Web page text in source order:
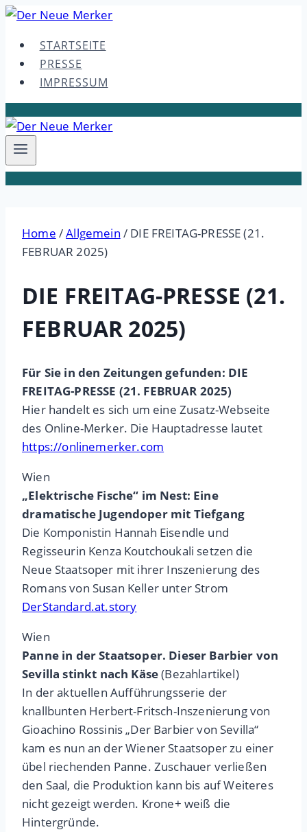
Skip
contentSTARTSEITE
PRESSE
IMPRESSUM
Home /Allgemein / DIE FREITAG-PRESSE (21.
FEBRUAR 2025)
DIE FREITAG-PRESSE (21.
FEBRUAR 2025)
Für Sie in den Zeitungen gefunden: DIE
FREITAG-PRESSE (21. FEBRUAR 2025)
Hier handelt es sich um eine Zusatz-Webseite
des Online-Merker. Die Hauptadresse lautet
https://onlinemerker.com
Wien
„Elektrische Fische“ im Nest: Eine
dramatische Jugendoper mit Tiefgang
Die Komponistin Hannah Eisendle und
Regisseurin Kenza Koutchoukali setzen die
Neue Staatsoper mit ihrer Inszenierung des
Romans von Susan Keller unter Strom
DerStandard.at.story
Wien
Panne in der Staatsoper. Dieser Barbier von
Sevilla stinkt nach Käse(Bezahlartikel)
In der aktuellen Aufführungsserie der
knallbunten Herbert-Fritsch-Inszenierung von
Gioachino Rossinis „Der Barbier von Sevilla“
kam es nun an der Wiener Staatsoper zu einer
übel riechenden Panne. Zuschauer verließen
den Saal, die Produktion kann bis auf Weiteres
nicht gezeigt werden. Krone+ weiß die
Hintergründe.